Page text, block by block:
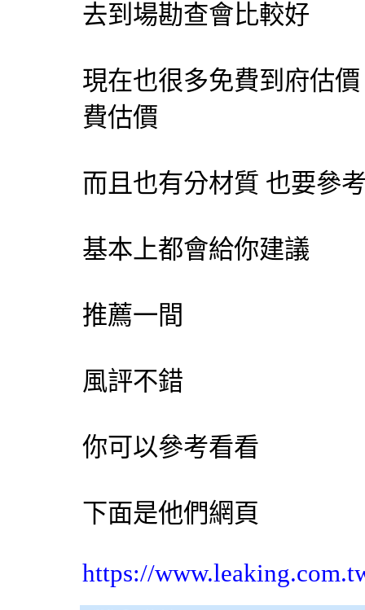
去到場勘查會比較好
現在也很多免費到府估
費估價
而且也有分材質 也要參
基本上都會給你建議
推薦一間
風評不錯
你可以參考看看
下面是他們網頁
https://